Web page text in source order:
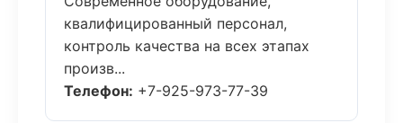
квалифицированный персонал,
контроль качества на всех этапах
произв...
Телефон: +7-925-973-77-39